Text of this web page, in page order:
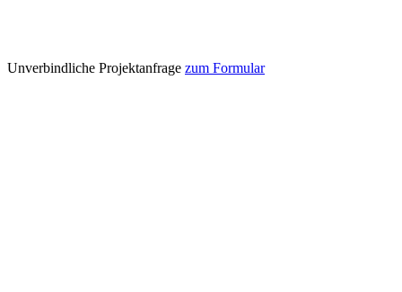
Unverbindliche Projektanfrage zum Formular